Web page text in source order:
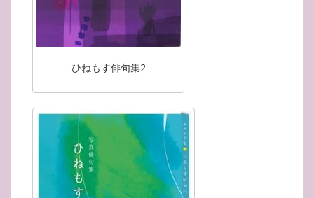
ひねもす俳句集2